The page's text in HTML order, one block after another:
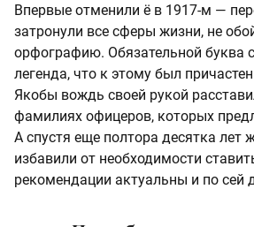
Впервые отменили ё в 1917-м —
затронули все сферы жизни, не
орфографию. Обязательной буква
легенда, что к этому был
Якобы вождь своей рукой
фамилиях офицеров, которых
А спустя еще полтора десятка лет
избавили от необходимости
рекомендации актуальны и по сей